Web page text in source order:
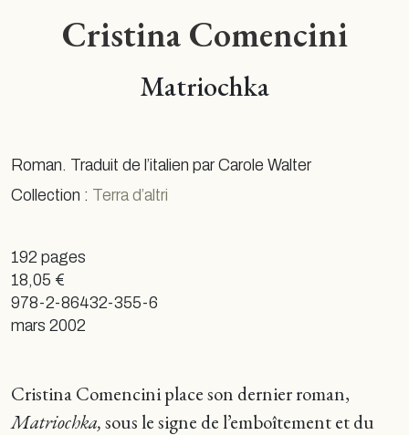
Cristina Comencini
Matriochka
Roman. Traduit de l’italien par Carole Walter
Collection : Terra d’altri
192 pages
18,05 €
978-2-86432-355-6
mars 2002
Cristina Comencini place son dernier roman,
Matriochka,sous le signe de l’emboîtement et du